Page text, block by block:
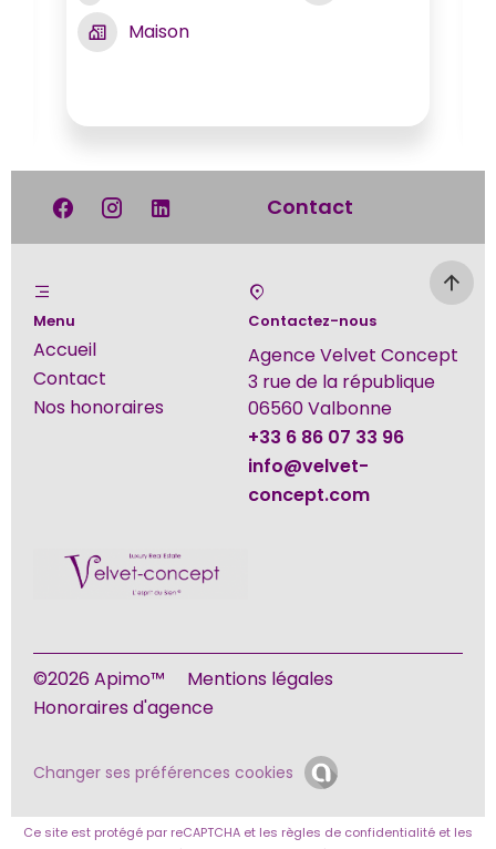
Maison
Contact
Menu
Accueil
Contact
Nos honoraires
Contactez-nous
Agence Velvet Concept
3 rue de la république
06560Valbonne
+33 6 86 07 33 96
info@velvet-
concept.com
©2026 Apimo™
Mentions légales
Honoraires d'agence
Changer ses préférences cookies
Ce site est protégé par reCAPTCHA et les règles de confidentialité et les